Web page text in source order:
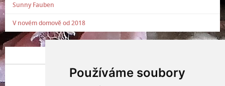
Používáme soubory
Sunny Fauben
V novém domově od 2018